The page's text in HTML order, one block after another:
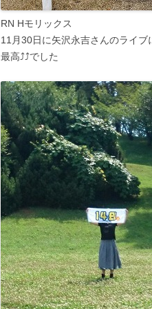
RN Hモリックス
11月30日に矢沢永吉さんのライブ
最高⤴⤴でした